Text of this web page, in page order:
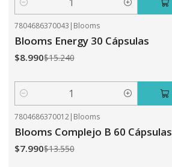
Cantidad
7804686370043 | Blooms
Blooms Energy 30 Cápsulas
$8.990$15.240
Cantidad
7804686370012| Blooms
Blooms Complejo B 60 Cápsulas
$7.990$13.550